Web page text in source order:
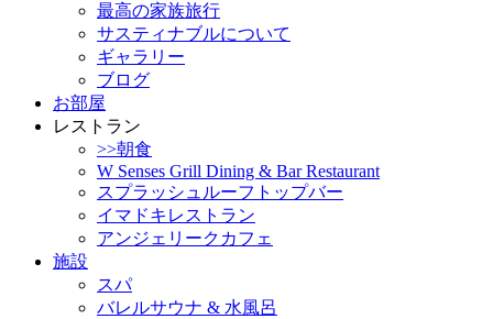
最高の家族旅行
サスティナブルについて
ギャラリー
ブログ
お部屋
レストラン
>>朝食
W Senses Grill Dining & Bar Restaurant
スプラッシュルーフトップバー
イマドキレストラン
アンジェリークカフェ
施設
スパ
バレルサウナ & 水風呂